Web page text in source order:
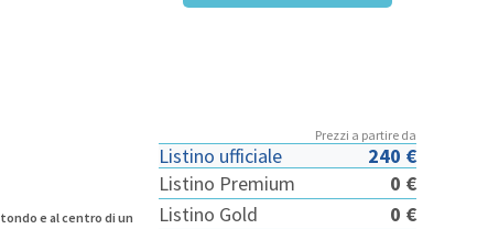
a soli 3
in auto i
e al centro di un
Prezzi a partire da
Listino ufficiale
240 €
Listino Premium
0 €
Listino Gold
0 €